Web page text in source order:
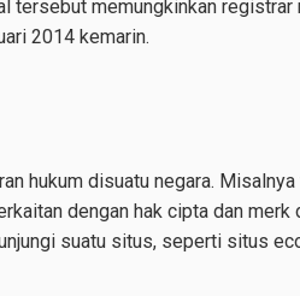
memungkinkan
2014 kemarin.
hukum disuatu negara.
dengan hak cipta dan merk
suatu situs, seperti situs